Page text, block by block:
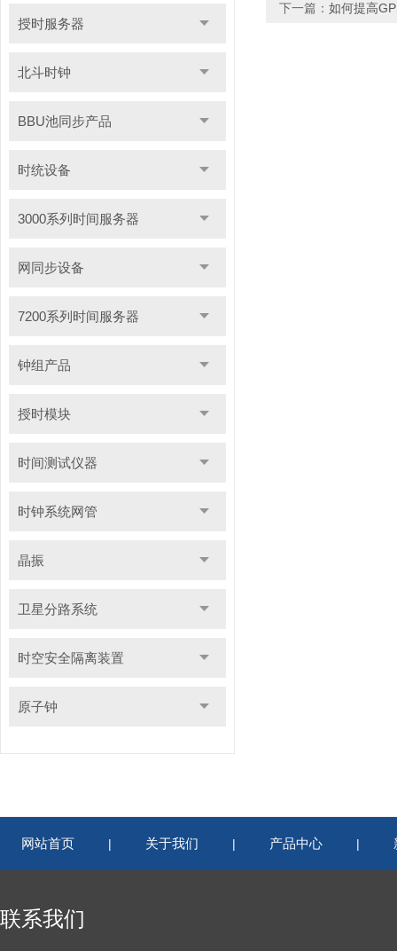
授时服务器
北斗时钟
BBU池同步产品
时统设备
3000系列时间服务器
网同步设备
7200系列时间服务器
钟组产品
授时模块
时间测试仪器
时钟系统网管
晶振
卫星分路系统
时空安全隔离装置
原子钟
下一篇： 如何提高
网站首页 | 关于我们 | 产品中心 |
联系我们